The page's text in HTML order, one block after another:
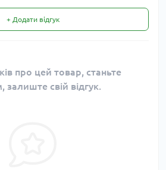
+ Додати відгук
про цей товар, станьте
свій відгук.